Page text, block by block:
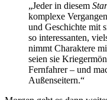
„Jeder in diesem
komplexe
und Geschichte mit
so interessanten,
nimmt Charaktere
seien sie
Fernfahrer – und
Außenseitern.“